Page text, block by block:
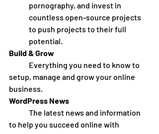
pornography, and invest in
countless open-source projects
to push projects to their full
potential.
Build & Grow
setup, manage and grow your online
business.
WordPress News
to help you succeed online with